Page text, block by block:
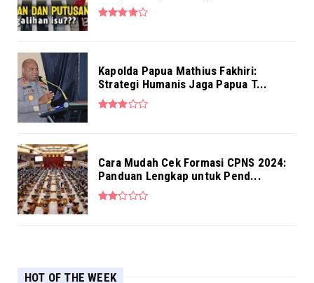
Kapolda Papua Mathius Fakhiri:
Strategi Humanis Jaga Papua T...
Cara Mudah Cek Formasi CPNS 2024:
Panduan Lengkap untuk Pend...
HOT OF THE WEEK